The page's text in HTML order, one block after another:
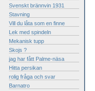
Svenskt brännvin 1931
Stavning
Vill du låta som en finne
Lek med spindeln
Mekanisk tupp
Skojs ?
jag har fått Palme-näsa
Hitta persikan
rolig fråga och svar
Barnatro